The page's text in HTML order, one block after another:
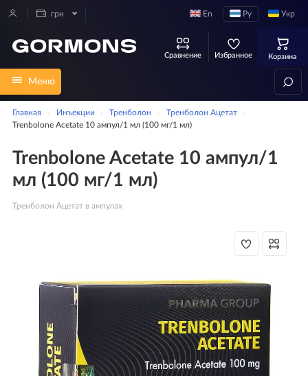
грн Укр
Ру
En
Сравнение Избранное Корзина
Меню
Главная Инъекции Тренболон
Тренболон Ацетат
Trenbolone Acetate 10 ампул/1 мл (100 мг/1 мл)
Trenbolone Acetate 10 ампул/1
мл (100 мг/1 мл)
Тренболон Ацетат в ампулах